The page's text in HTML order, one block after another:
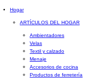
Hogar
ARTÍCULOS DEL HOGAR
Ambientadores
Velas
Textil y calzado
Menaje
Accesorios de cocina
Productos de ferretería